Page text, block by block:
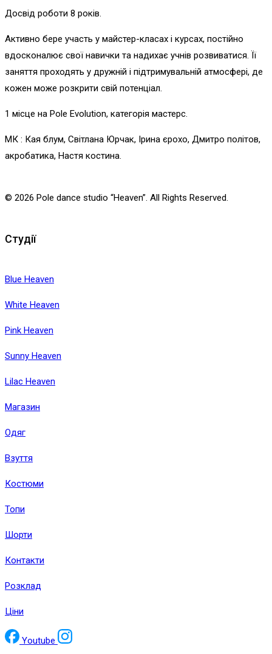
Досвід роботи 8 років.
Активно бере участь у майстер-класах і курсах, постійно
вдосконалює свої навички та надихає учнів розвиватися. Її
заняття проходять у дружній і підтримувальній атмосфері, де
кожен може розкрити свій потенціал.
1 місце на Pole Evolution, категорія мастерс.
МК : Кая блум, Світлана Юрчак, Ірина єрохо, Дмитро політов,
акробатика, Настя костина.
© 2026 Pole dance studio “Heaven”. All Rights Reserved.
Студії
Blue Heaven
White Heaven
Pink Heaven
Sunny Heaven
Lilac Heaven
Магазин
Одяг
Взуття
Костюми
Топи
Шорти
Контакти
Розклад
Ціни
Youtube